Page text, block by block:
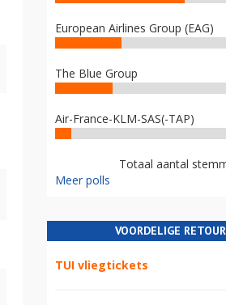
European Airlines Group (EAG)
The Blue Group
Air-France-KLM-SAS(-TAP)
Totaal aantal
Meer polls
VOORDELIGE
TUI vliegtickets